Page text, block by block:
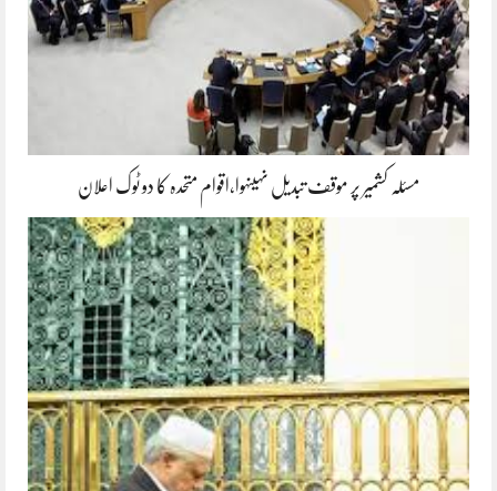
مسئلہ کشمیر پر موقف تبدیل نہیںہوا،اقوام متحدہ کا دو ٹوک اعلان